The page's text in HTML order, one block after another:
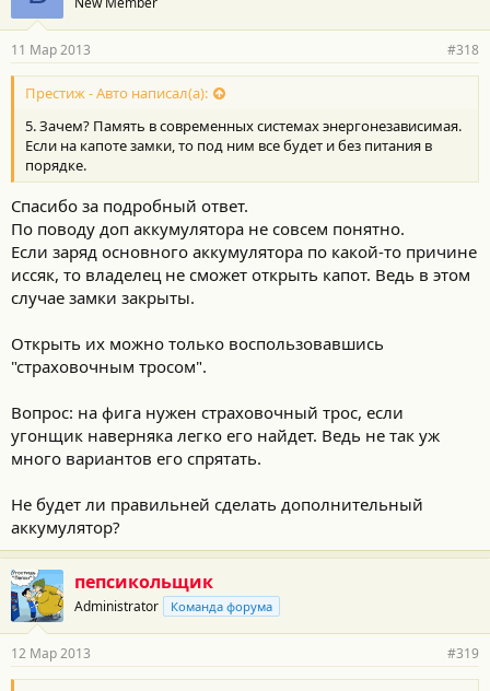
11 Мар 2013 #318
Престиж - Авто написал(а):
5. Зачем? Память в современных системах энергонезависимая.
Если на капоте замки, то под ним все будет и без питания в
порядке.
Спасибо за подробный ответ.
По поводу доп аккумулятора не совсем понятно.
Если заряд основного аккумулятора по какой-то причине
иссяк, то владелец не сможет открыть капот. Ведь в этом
случае замки закрыты.
Открыть их можно только воспользовавшись
"страховочным тросом".
Вопрос: на фига нужен страховочный трос, если
угонщик наверняка легко его найдет. Ведь не так уж
много вариантов его спрятать.
Не будет ли правильней сделать дополнительный
аккумулятор?
пепсикольщик
Administrator Команда форума
12 Мар 2013 #319